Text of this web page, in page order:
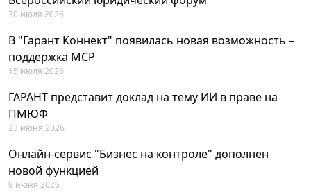
30 июля 2026
В "Гарант Коннект" появилась новая возможность –
поддержка MCP
15 июля 2026
ГАРАНТ представит доклад на тему ИИ в праве на
ПМЮФ
23 июня 2026
Онлайн-сервис "Бизнес на контроле" дополнен
новой функцией
9 июня 2026